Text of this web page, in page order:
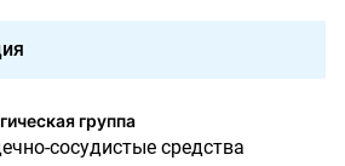
группа
сосудистые средства